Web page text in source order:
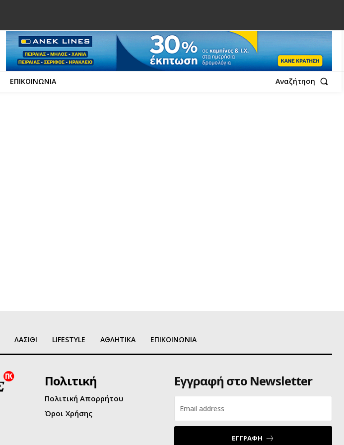
ΕΠΙΚΟΙΝΩΝΙΑ Αναζήτηση
ΛΑΣΙΘΙ LIFESTYLE ΑΘΛΗΤΙΚΑ ΕΠΙΚΟΙΝΩΝΙΑ
Πολιτική
Πολιτική Απορρήτου
Όροι Χρήσης
Εγγραφή στο Newsletter
ΕΓΓΡΑΦΗ